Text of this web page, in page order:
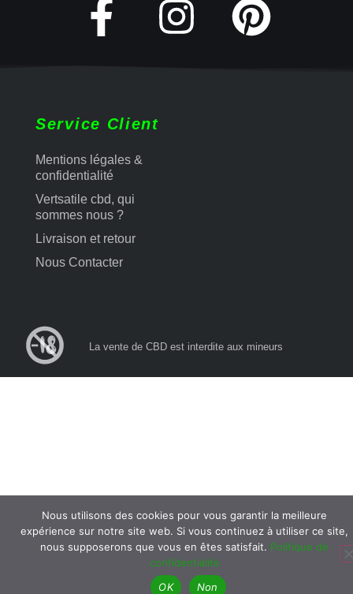
Service Client
Mentions légales &
confidentialité
Vertsatile cbd, qui
sommes nous ?
Livraison et retour
Nous Contacter
La vente de CBD est interdite aux mineurs
Nous utilisons des cookies pour vous garantir la meilleure
expérience sur notre site web. Si vous continuez à utiliser ce site,
nous supposerons que vous en êtes satisfait. Politique de
confidentialité
OK
Non